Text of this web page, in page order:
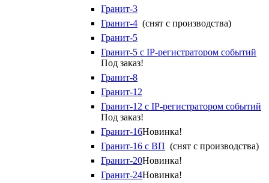
Гранит-3
Гранит-4 (снят с производства)
Гранит-5
Гранит-5 с IP-регистратором событий
Под заказ!
Гранит-8
Гранит-12
Гранит-12 с IP-регистратором событий
Под заказ!
Гранит-16Новинка!
Гранит-16 с ВП (снят с производства)
Гранит-20Новинка!
Гранит-24Новинка!